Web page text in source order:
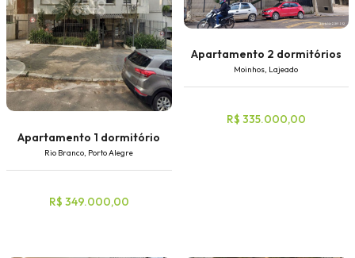
Apartamento 1 dormitório
Rio Branco, Porto Alegre
R$ 349.000,00
Apartamento 2 dormitórios
Moinhos, Lajeado
R$ 335.000,00